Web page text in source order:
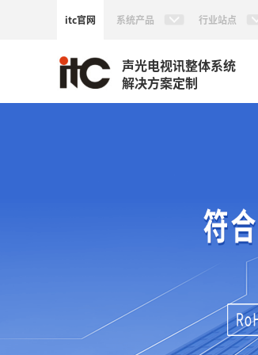
itc官网 系统产品 行业站点
声光电视讯整体系统
解决方案定制